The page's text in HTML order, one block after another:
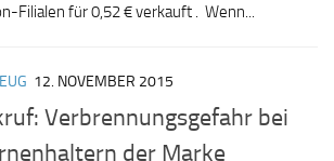
Filialen für 0,52 € verkauft . Wenn...
12. NOVEMBER 2015
Verbrennungsgefahr bei
der Marke